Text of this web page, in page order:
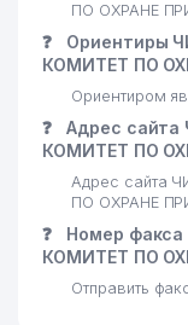
ПО ОХРАНЕ
❓
Ориентиры
КОМИТЕТ ПО
Ориентиром
❓
Адрес
КОМИТЕТ ПО
Адрес сайта
ПО ОХРАНЕ
❓
Номер
КОМИТЕТ ПО
Отправить